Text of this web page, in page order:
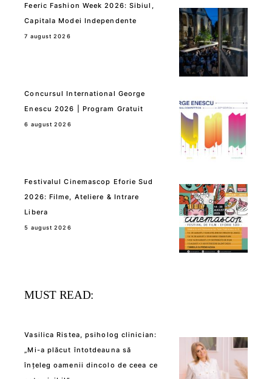
Feeric Fashion Week 2026: Sibiul,
Capitala Modei Independente
7 august 2026
Concursul International George
Enescu 2026 | Program Gratuit
6 august 2026
Festivalul Cinemascop Eforie Sud
2026: Filme, Ateliere & Intrare
Libera
5 august 2026
MUST READ:
Vasilica Ristea, psiholog clinician:
„Mi-a plăcut întotdeauna să
înțeleg oamenii dincolo de ceea ce